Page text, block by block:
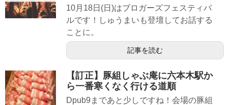
10月18日(日)はブロガーズフェスティバ
ルです！しゅうまいも登壇してお話する
ことに。
記事を読む
【訂正】豚組しゃぶ庵に六本木駅か
ら一番寒くなく行ける道順
Dpub9まであと少しですね！会場の豚組